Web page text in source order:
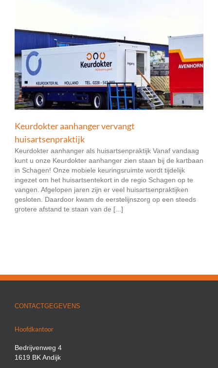
Keurdokter aanhanger vervangt
huisartsenpraktijk
Keurdokter aanhanger als huisartsenpraktijk Vanaf vandaag
kunt u onze Keurdokter aanhanger zien staan bij de kartbaan
in Schagen! Onze mobiele keuringsruimte wordt tijdelijk
ingezet om het huisartsentekort in de regio Schagen op te
vangen. Afgelopen jaren zijn er veel huisartsenpraktijken
gesloten. Daardoor kwam de eerstelijnszorg op een steeds
grotere afstand te staan van de [...]
CONTACTGEGEVENS
Hoofdkantoor
Bedrijvenweg 4
1619 BK Andijk